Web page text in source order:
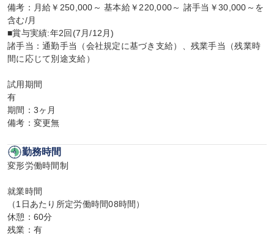
備考：月給￥250,000～ 基本給￥220,000～ 諸手当￥30,000～を
含む/月
■賞与実績:年2回(7月/12月)
諸手当：通勤手当（会社規定に基づき支給）、残業手当（残業時
間に応じて別途支給）
試用期間
有
期間：3ヶ月
備考：変更無
勤務時間
変形労働時間制
就業時間
（1日あたり所定労働時間08時間）
休憩：60分
残業：有